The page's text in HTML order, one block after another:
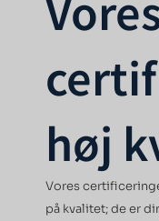
høj
Vores
på kvalitet; de er